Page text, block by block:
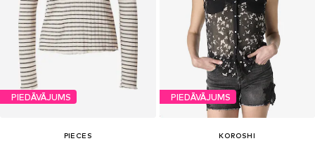
PIEDĀVĀJUMS
PIECES
PIEDĀVĀJUMS
KOROSHI